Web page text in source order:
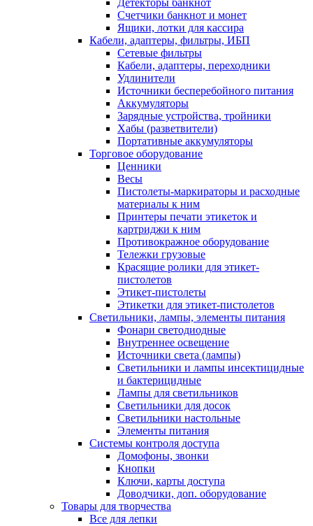
Детекторы банкнот
Счетчики банкнот и монет
Ящики, лотки для кассира
Кабели, адаптеры, фильтры, ИБП
Сетевые фильтры
Кабели, адаптеры, переходники
Удлинители
Источники бесперебойного питания
Аккумуляторы
Зарядные устройства, тройники
Хабы (разветвители)
Портативные аккумуляторы
Торговое оборудование
Ценники
Весы
Пистолеты-маркираторы и расходные
материалы к ним
Принтеры печати этикеток и
картриджи к ним
Противокражное оборудование
Тележки грузовые
Красящие ролики для этикет-
пистолетов
Этикет-пистолеты
Этикетки для этикет-пистолетов
Светильники, лампы, элементы питания
Фонари светодиодные
Внутреннее освещение
Источники света (лампы)
Светильники и лампы инсектицидные
и бактерицидные
Лампы для светильников
Светильники для досок
Светильники настольные
Элементы питания
Системы контроля доступа
Домофоны, звонки
Кнопки
Ключи, карты доступа
Доводчики, доп. оборудование
Товары для творчества
Все для лепки